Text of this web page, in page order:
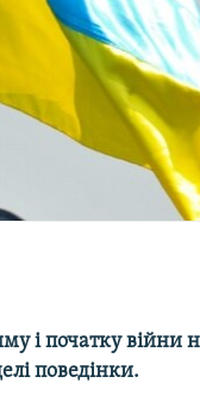
і початку війни
поведінки.